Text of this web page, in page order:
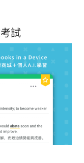
試